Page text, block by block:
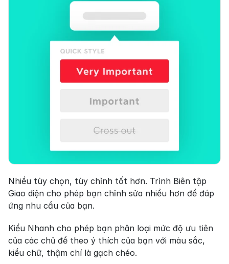
Nhiều tùy chọn, tùy chỉnh tốt hơn. Trình Biên tập
Giao diện cho phép bạn chỉnh sửa nhiều hơn để đáp
ứng nhu cầu của bạn.
Kiểu Nhanh cho phép bạn phân loại mức độ ưu tiên
của các chủ đề theo ý thích của bạn với màu sắc,
kiểu chữ, thậm chí là gạch chéo.